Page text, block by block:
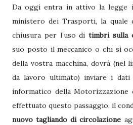
Da oggi entra in attivo la legge
ministero dei Trasporti, la quale
chiusura per l’uso ditimbri sulla
suo posto il meccanico o chi si
della vostra macchina, dovrà (nel
da lavoro ultimato) inviare i dati
informatico della Motorizzazione
effettuato questo passaggio, il
nuovo tagliando di circolazione